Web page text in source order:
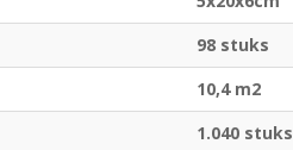
98 stuks
10,4 m2
1.040 stuks